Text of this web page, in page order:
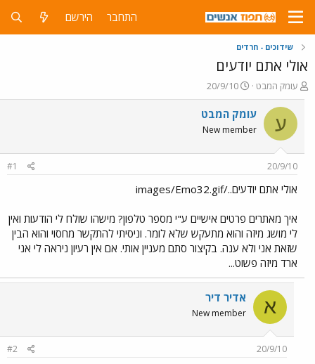
התחבר הירשם
שידוכים - חרדים
אולי אתם יודעים
פ
ו
ת
ח
ה
ו
ש
א
עומק המבט
פ
ו
ר
ס
ם
ר
20/9/10
ע עומק המבט
New member
20/9/10
#1
אולי אתם יודעים../images/Emo32.gif
איך מאתרים פרטים אישיים ע"י מספר טלפון? מישהו שולח לי הודעות ואין
לי מושג מיזה והוא מתעקש שלא לומר. וניסיתי להתקשר מחסוי והוא הבין
שזאת אני ולא ענה. בקיצור סתם מעניין אותי. אם אין רעיון ניראה לי אני
ארד מיזה פשוט...
א אדיר דיר
New member
20/9/10
#2